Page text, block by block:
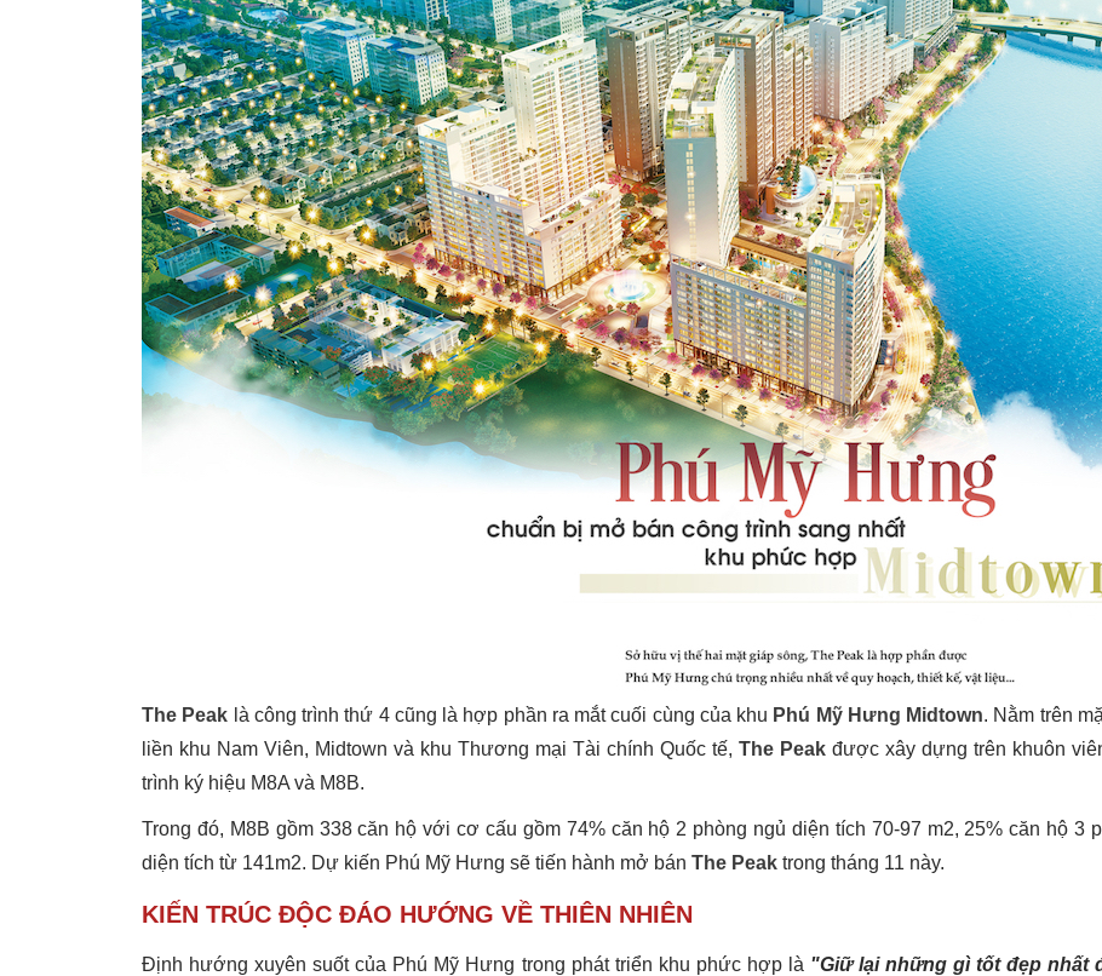
The Peak là công trình thứ 4 cũng là hợp phần ra mắt cuối cùng của khu Phú Mỹ Hưng Midtown. Nằm trên
liền khu Nam Viên, Midtown và khu Thương mại Tài chính Quốc tế, The Peak được xây dựng trên khuôn
trình ký hiệu M8A và M8B.
Trong đó, M8B gồm 338 căn hộ với cơ cấu gồm 74% căn hộ 2 phòng ngủ diện tích 70-97 m2, 25% căn hộ 3
diện tích từ 141m2. Dự kiến Phú Mỹ Hưng sẽ tiến hành mở bán The Peak trong tháng 11 này.
KIẾN TRÚC ĐỘC ĐÁO HƯỚNG VỀ THIÊN NHIÊN
Định hướng xuyên suốt của Phú Mỹ Hưng trong phát triển khu phức hợp là "Giữ lại những gì tốt đẹp nhất